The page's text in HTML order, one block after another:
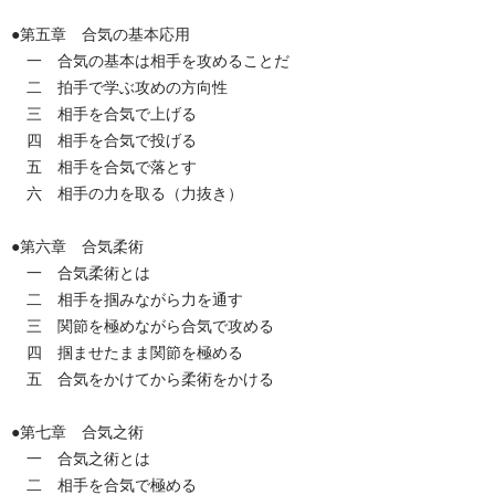
●第五章 合気の基本応用
一 合気の基本は相手を攻めることだ
二 拍手で学ぶ攻めの方向性
三 相手を合気で上げる
四 相手を合気で投げる
五 相手を合気で落とす
六 相手の力を取る（力抜き）
●第六章 合気柔術
一 合気柔術とは
二 相手を掴みながら力を通す
三 関節を極めながら合気で攻める
四 掴ませたまま関節を極める
五 合気をかけてから柔術をかける
●第七章 合気之術
一 合気之術とは
二 相手を合気で極める